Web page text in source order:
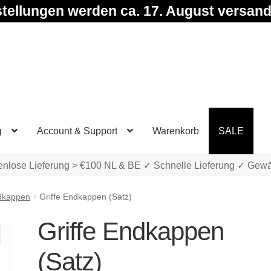
werden ca. 17. August
Account & Support Warenkorb SALE
Lieferung > €100 NL & BE ✓ Schnelle Lieferung ✓
Griffe Endkappen (Satz)
Griffe Endkappen
(Satz)